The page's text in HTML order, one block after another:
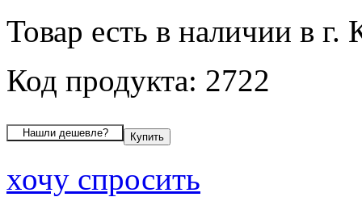
Товар есть в наличии в г.
Код продукта: 2722
хочу спросить